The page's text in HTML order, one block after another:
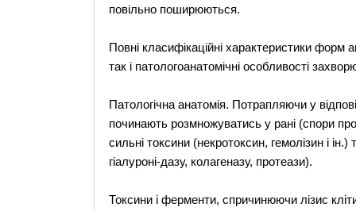
повільно поширюються.
Повні класифікаційні характеристики форм
так і патологоанатомічні особливості
Патологічна анатомія. Потрапляючи у
починають розмножуватись у рані (спори
сильні токсини (некротоксин, гемолізин і
гіалуроні-дазу, колагеназу, протеази).
Токсини і ферменти, спричинюючи лізис